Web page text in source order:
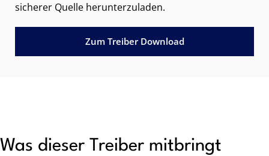
sicherer Quelle herunterzuladen.
Zum Treiber Download
Was dieser Treiber mitbringt